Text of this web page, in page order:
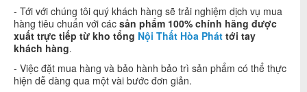
- Tới với chúng tôi quý khách hàng sẽ trải nghiệm dịch vụ mua
hàng tiêu chuẩn với các sản phẩm 100% chính hãng được
xuất trực tiếp từ kho tổng Nội Thất Hòa Phát tới tay
khách hàng.
- Việc đặt mua hàng và bảo hành bảo trì sản phẩm có thể thực
hiện dễ dàng qua một vài bước đơn giản.